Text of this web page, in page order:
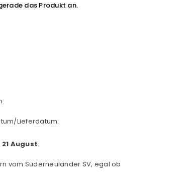
das Produkt an.
Lieferdatum:
August.
vom Süderneulander SV, egal ob